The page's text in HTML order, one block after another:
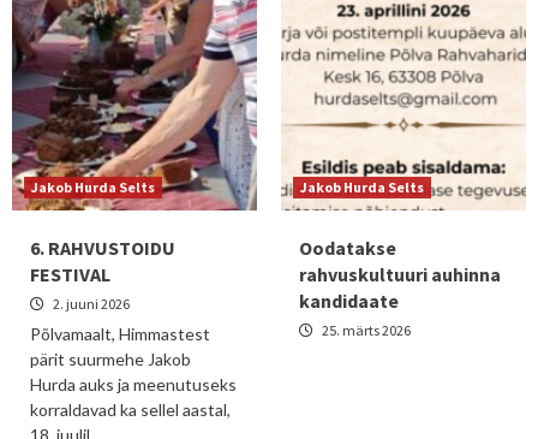
Jakob Hurda Selts
6. RAHVUSTOIDU
FESTIVAL
2. juuni 2026
Põlvamaalt, Himmastest
pärit suurmehe Jakob
Hurda auks ja meenutuseks
korraldavad ka sellel aastal,
18. juulil…
Jakob Hurda Selts
Oodatakse
rahvuskultuuri auhinna
kandidaate
25. märts 2026